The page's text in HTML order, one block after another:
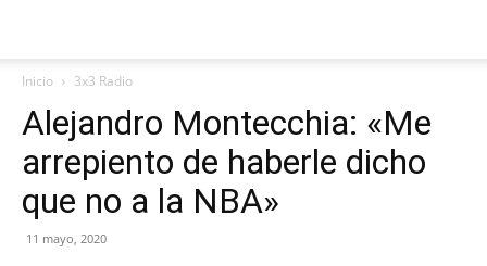
Inicio 3x3 Radio
Alejandro Montecchia: «Me
arrepiento de haberle dicho
que no a la NBA»
11 mayo, 2020